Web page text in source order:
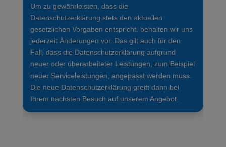
Um zu gewährleisten, dass die
Datenschutzerklärung stets den aktuellen
gesetzlichen Vorgaben entspricht, behalten wir uns
jederzeit Änderungen vor. Das gilt auch für den
Fall, dass die Datenschutzerklärung aufgrund
neuer oder überarbeiteter Leistungen, zum Beispiel
neuer Serviceleistungen, angepasst werden muss.
Die neue Datenschutzerklärung greift dann bei
Ihrem nächsten Besuch auf unserem Angebot.